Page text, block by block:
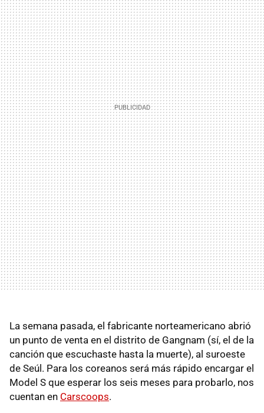
La semana pasada, el fabricante norteamericano abrió
un punto de venta en el distrito de Gangnam (sí, el de la
canción que escuchaste hasta la muerte), al suroeste
de Seúl. Para los coreanos será más rápido encargar el
Model S que esperar los seis meses para probarlo, nos
cuentan en Carscoops.